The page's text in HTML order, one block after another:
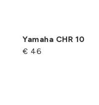
Yamaha CHR 10
€ 46